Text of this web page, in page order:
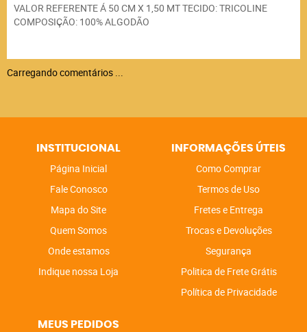
VALOR REFERENTE Á 50 CM X 1,50 MT TECIDO: TRICOLINE
COMPOSIÇÃO: 100% ALGODÃO
Carregando comentários ...
INSTITUCIONAL
Página Inicial
Fale Conosco
Mapa do Site
Quem Somos
Onde estamos
Indique nossa Loja
INFORMAÇÕES ÚTEIS
Como Comprar
Termos de Uso
Fretes e Entrega
Trocas e Devoluções
Segurança
Politica de Frete Grátis
Política de Privacidade
MEUS PEDIDOS